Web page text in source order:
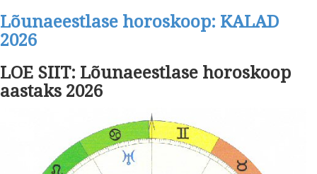
Lõunaeestlase horoskoop: KALAD
2026
LOE SIIT: Lõunaeestlase horoskoop
aastaks 2026